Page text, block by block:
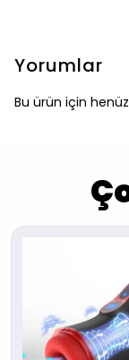
Yorumlar
Bu ürün için